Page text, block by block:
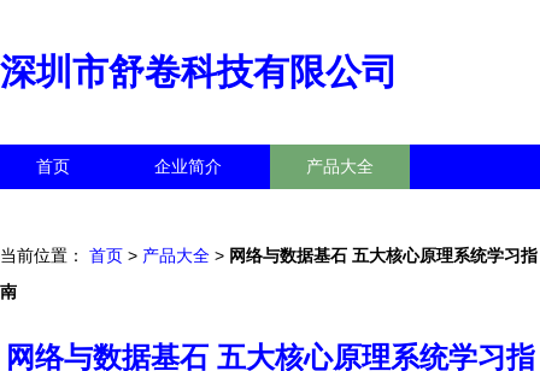
深圳市舒卷科技有限公司
首页 企业简介 产品大全
当前位置： 首页 > 产品大全 > 网络与数据基石 五大核心原理系统学习指
南
网络与数据基石 五大核心原理系统学习指